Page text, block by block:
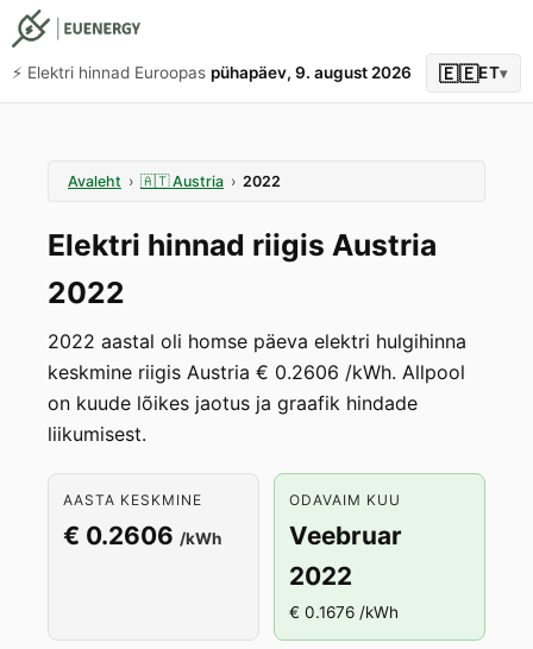
⚡️ Elektri hinnad Euroopas pühapäev, 9. august 2026 🇪🇪ET▾
Avaleht › 🇦🇹 Austria › 2022
Elektri hinnad riigis Austria
2022
2022 aastal oli homse päeva elektri hulgihinna
keskmine riigis Austria € 0.2606 /kWh. Allpool
on kuude lõikes jaotus ja graafik hindade
liikumisest.
AASTA KESKMINE
€ 0.2606 /kWh
ODAVAIM KUU
Veebruar
2022
€ 0.1676 /kWh